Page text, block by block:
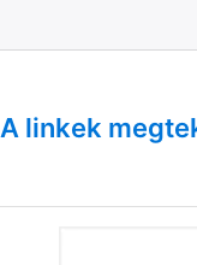
A linkek